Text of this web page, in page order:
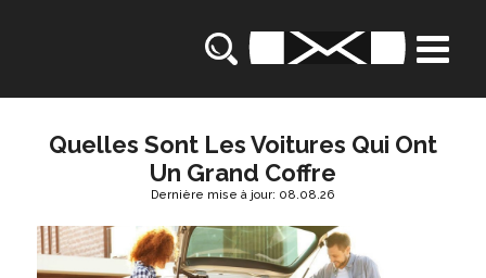
Quelles Sont Les Voitures Qui Ont
Un Grand Coffre
Dernière mise à jour: 08.08.26